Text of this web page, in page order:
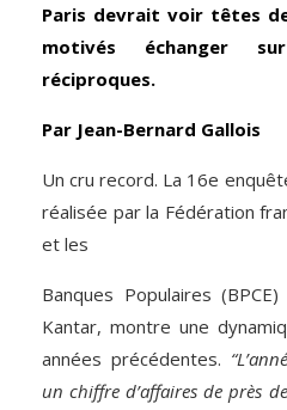
Paris devrait voir têtes
motivés échanger
réciproques.
Par Jean-Bernard Gallois
Un cru record. La 16e
réalisée par la Fédération
et les
Banques Populaires
Kantar, montre une
années précédentes.
un chiffre d’affaires de près